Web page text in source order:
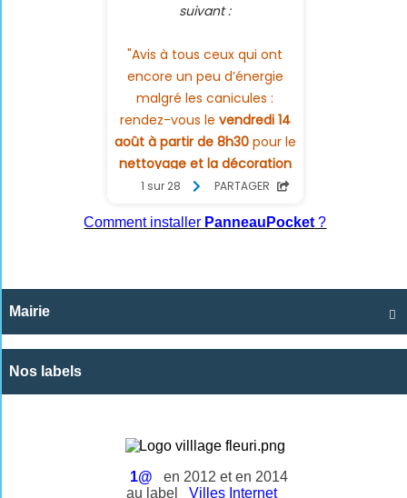
Comment installer PanneauPocket ?

Mairie
Nos labels
1@
en 2012 et en 2014
au label
Villes Internet